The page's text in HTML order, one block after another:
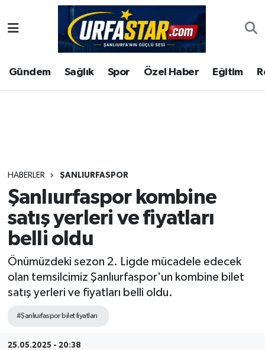
Gündem Sağlık Spor Özel Haber Eğitim
HABERLER ŞANLIURFASPOR
Şanlıurfaspor kombine
satış yerleri ve fiyatları
belli oldu
Önümüzdeki sezon 2. Ligde mücadele edecek
olan temsilcimiz Şanlıurfaspor'un kombine bilet
satış yerleri ve fiyatları belli oldu.
#Şanlıurfaspor bilet fiyatları
25.05.2025 - 20:38
ASAYİS
ÇEVRE
Gündem
Kültür
Magazin
Şanlıurfa Nöbetçi Eczaneler
Şanlıurfa Hava Durumu
Tüm Manşetler
Son Dakika Haberleri
Haber Arşivi